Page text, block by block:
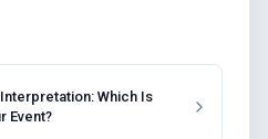
Which Is
Event?